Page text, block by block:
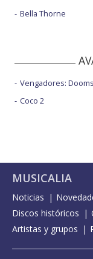
Bella Thorne
Vengadores:
Coco 2
MUSICALIA
Noticias
Discos históricos
Artistas y grupos